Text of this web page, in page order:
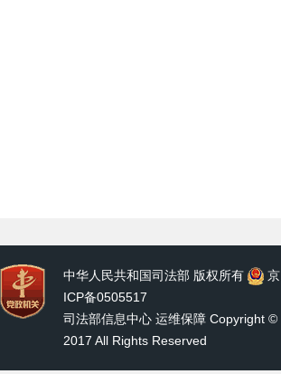
中华人民共和国司法部 版权所有
京
ICP备0505517
司法部信息中心 运维保障 Copyright ©
2017 All Rights Reserved